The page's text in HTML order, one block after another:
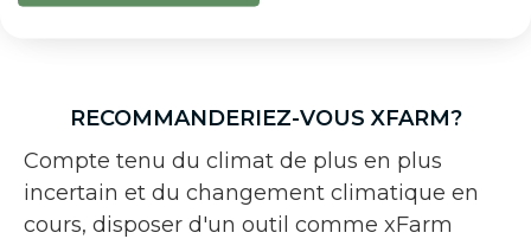
RECOMMANDERIEZ-VOUS XFARM?
Compte tenu du climat de plus en plus
incertain et du changement climatique en
cours, disposer d'un outil comme xFarm